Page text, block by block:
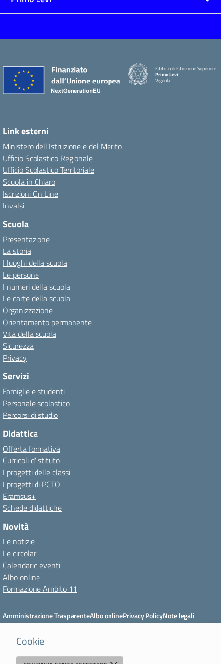
Cookie
Istituto di Istruzione Superiore
Primo Levi
Vignola
Link esterni
Ministero dell'Istruzione e del Merito
Ufficio Scolastico Regionale
Ufficio Scolastico Territoriale
Scuola in Chiaro
Iscrizioni On Line
Invalsi
Scuola
Presentazione
La storia
I luoghi della scuola
Le persone
I numeri della scuola
Le carte della scuola
Organizzazione
Orientamento permanente
Vita della scuola
Sicurezza
Privacy
Servizi
Famiglie e studenti
Personale scolastico
Percorsi di studio
Didattica
Offerta formativa
Curricoli d'Istituto
I progetti delle classi
I progetti di PCTO
Eramsus+
Schede didattiche
Novità
Le notizie
Le circolari
Calendario eventi
Albo online
Formazione Ambito 11
Amministrazione TrasparenteAlbo onlinePrivacy PolicyNote legali
Meccanismo di feedbackDichiarazioni di accessibilitàPreferenze cookie